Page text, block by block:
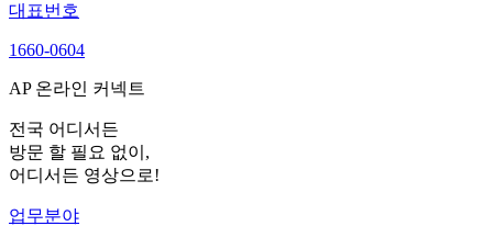
대표번호
1660-0604
AP 온라인 커넥트
전국 어디서든
방문 할 필요 없이,
어디서든 영상으로!
업무분야